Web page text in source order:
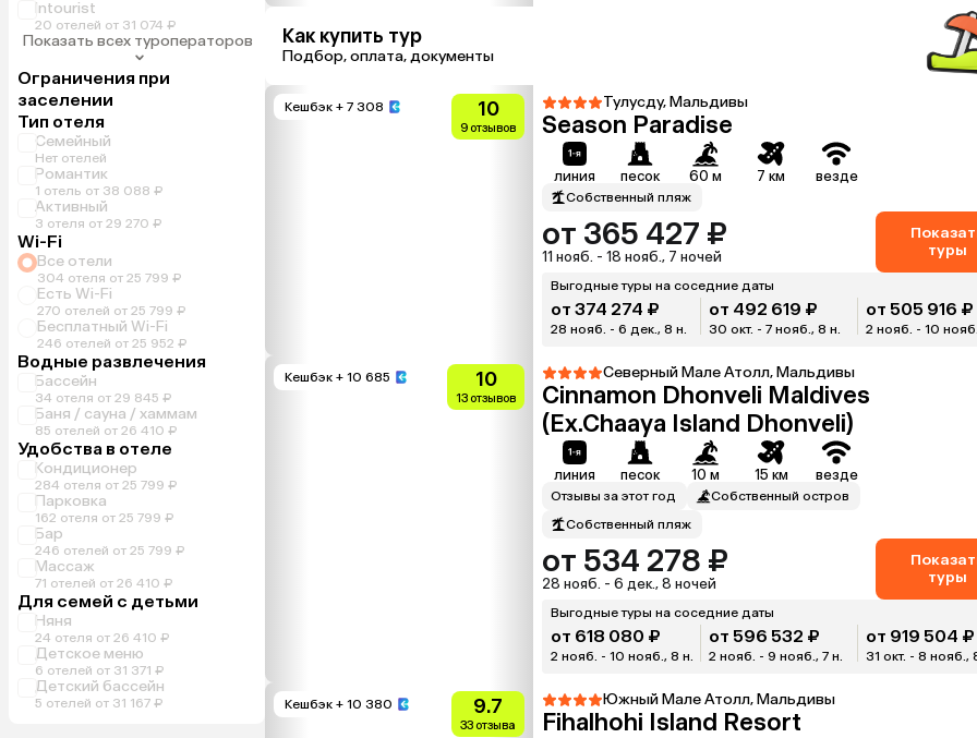
Intourist
20 отелей от 31 074 ₽
Показать всех туроператоров
Ограничения при
заселении
Тип отеля
Семейный
Нет отелей
Романтик
1 отель от 38 088 ₽
Активный
3 отеля от 29 270 ₽
Wi-Fi
Все отели
304 отеля от 25 799 ₽
Есть Wi-Fi
270 отелей от 25 799 ₽
Бесплатный Wi-Fi
246 отелей от 25 952 ₽
Водные развлечения
Бассейн
34 отеля от 29 845 ₽
Баня / сауна / хаммам
85 отелей от 26 410 ₽
Удобства в отеле
Кондиционер
284 отеля от 25 799 ₽
Парковка
162 отеля от 25 799 ₽
Бар
246 отелей от 25 799 ₽
Массаж
71 отелей от 26 410 ₽
Для семей с детьми
Няня
24 отеля от 26 410 ₽
Детское меню
6 отелей от 31 371 ₽
Детский бассейн
5 отелей от 31 167 ₽
Как купить тур
Подбор, оплата, документы
Кешбэк + 7 308 10
9 отзывов
Тулусду, Мальдивы
Season Paradise
линия песок 60 м 7 км везде
Собственный пляж
от 365 427 ₽
11 нояб. - 18 нояб., 7 ночей
туры
Выгодные туры на соседние даты
от 374 274 ₽
28 нояб. - 6 дек., 8 н.
от 492 619 ₽
30 окт. - 7 нояб., 8 н.
от 505 916 ₽
2 нояб. - 10
Кешбэк + 10 685 10
13 отзывов
Северный Мале Атолл, Мальдивы
Cinnamon Dhonveli Maldives
(Ex.Chaaya Island Dhonveli)
линия песок 10 м 15 км везде
Отзывы за этот год
Собственный остров
Собственный пляж
от 534 278 ₽
28 нояб. - 6 дек., 8 ночей
туры
Выгодные туры на соседние даты
от 618 080 ₽
2 нояб. - 10 нояб., 8 н.
от 596 532 ₽
2 нояб. - 9 нояб., 7 н.
от 919 504 ₽
31 окт. - 8 нояб.,
Кешбэк + 10 380 9.7
33 отзыва
Южный Мале Атолл, Мальдивы
Fihalhohi Island Resort